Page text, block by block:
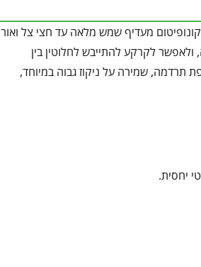
מעדיף שמש מלאה עד חצי צל ואור
לקרקע להתייבש לחלוטין בין
תרדמה, שמירה על ניקוז גבוה במיוחד,
יחסית.